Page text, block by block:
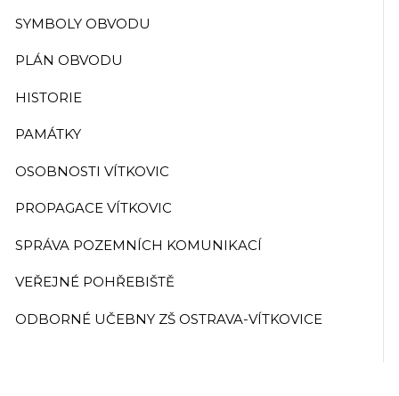
SYMBOLY OBVODU
PLÁN OBVODU
HISTORIE
PAMÁTKY
OSOBNOSTI VÍTKOVIC
PROPAGACE VÍTKOVIC
SPRÁVA POZEMNÍCH KOMUNIKACÍ
VEŘEJNÉ POHŘEBIŠTĚ
ODBORNÉ UČEBNY ZŠ OSTRAVA-VÍTKOVICE